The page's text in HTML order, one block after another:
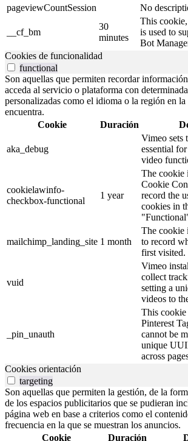
pageviewCountSession
No
__cf_bm
30
minutes
This
is used to
Bot
Cookies de funcionalidad
functional
Son aquellas que permiten recordar
acceda al servicio o plataforma con
personalizadas como el idioma o la región en la
encuentra.
Cookie
Duración
aka_debug
Vimeo sets
essential
video
cookielawinfo-
checkbox-functional
1 year
The cookie
Cookie
record the
cookies in
mailchimp_landing_site 1 month
The cookie
to record
first visited.
vuid
Vimeo
collect
setting a
videos to
_pin_unauth
This
Pinterest
cannot be
unique
across
Cookies orientación
targeting
Son aquellas que permiten la gestión, de la
de los espacios publicitarios que se pudieran
página web en base a criterios como el
frecuencia en la que se muestran los anuncios.
Cookie
Duración